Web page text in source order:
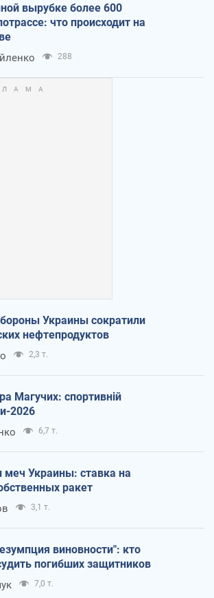
вырубке более 600
что происходит на
288
Украины сократили
нефтепродуктов
2,3 т.
Магучих: спортивній
2026
6,7 т.
Украины: ставка на
ракет
3,1 т.
виновности": кто
погибших защитников
7,0 т.